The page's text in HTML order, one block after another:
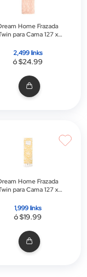
Home Frazada
para Cama 127 x
2,499 links
ó $24.99
Home Frazada
para Cama 127 x
1,999 links
ó $19.99